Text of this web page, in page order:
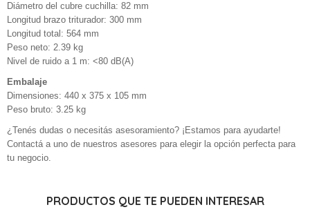
Diámetro del cubre cuchilla: 82 mm
Longitud brazo triturador: 300 mm
Longitud total: 564 mm
Peso neto: 2.39 kg
Nivel de ruido a 1 m: <80 dB(A)
Embalaje
Dimensiones: 440 x 375 x 105 mm
Peso bruto: 3.25 kg
¿Tenés dudas o necesitás asesoramiento? ¡Estamos para ayudarte!
Contactá a uno de nuestros asesores para elegir la opción perfecta para
tu negocio.
PRODUCTOS QUE TE PUEDEN INTERESAR